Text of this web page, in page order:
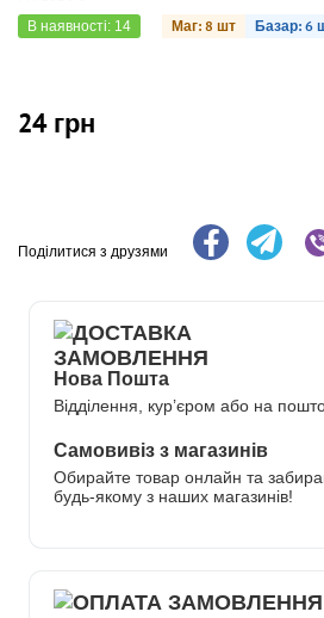
В наявності: 14
Маг: 8 шт Базар: 6
24 грн
Поділитися з друзями
Нова Пошта
Відділення, кур’єром або на
Самовивіз з магазинів
Обирайте товар онлайн та
будь-якому з наших магазинів!